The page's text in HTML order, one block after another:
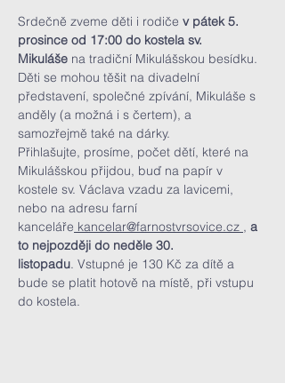
Srdečně zveme děti i rodiče v pátek 5.
prosince od 17:00 do kostela sv.
Mikuláše na tradiční Mikulášskou besídku.
Děti se mohou těšit na divadelní
představení, společné zpívání, Mikuláše s
anděly (a možná i s čertem), a
samozřejmě také na dárky.
Přihlašujte, prosíme, počet dětí, které na
Mikulášskou přijdou, buď na papír v
kostele sv. Václava vzadu za lavicemi,
nebo na adresu farní
kanceláře kancelar@farnostvrsovice.cz , a
to nejpozději do neděle 30.
listopadu. Vstupné je 130 Kč za dítě a
bude se platit hotově na místě, při vstupu
do kostela.